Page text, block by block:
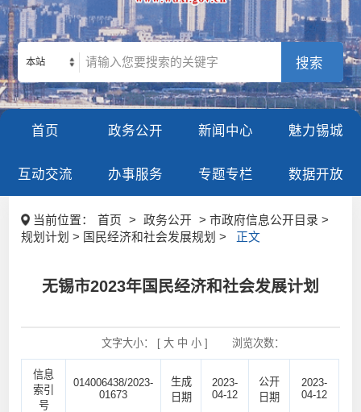
本站
首页 政务公开 新闻中心 魅力锡城
互动交流 办事服务 专题专栏 数据开放
当前位置： 首页 > 政务公开
> 市政府信息公开目录 >
规划计划 > 国民经济和社会发展规划 >
正文
无锡市2023年国民经济和社会发展计划
文字大小： [ 大 中 小] 浏览次数：
信息
索引
号
014006438/2023-
01673
生成
日期
2023-
04-12
公开
日期
2023-
04-12